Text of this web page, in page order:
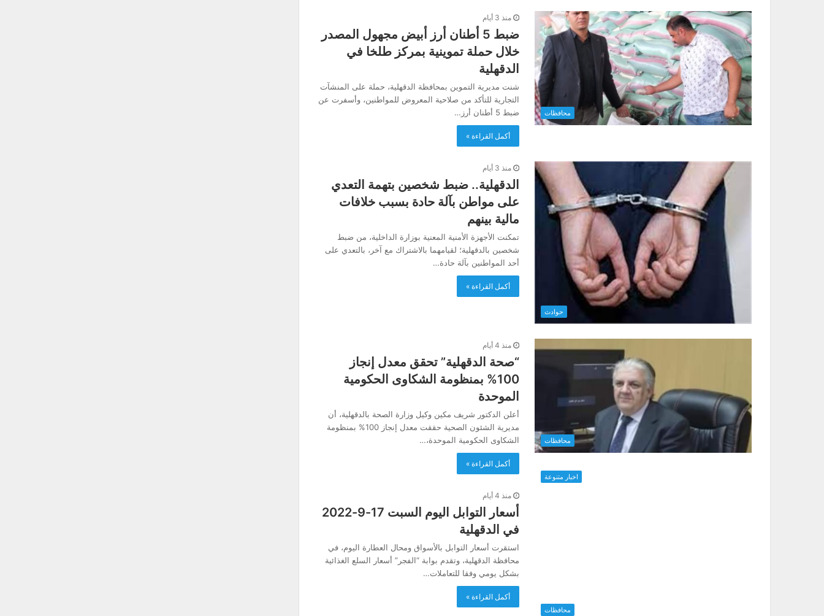
محافظات
منذ 3 أيام
ضبط 5 أطنان أرز أبيض مجهول المصدر
خلال حملة تموينية بمركز طلخا في
الدقهلية
شنت مديرية التموين بمحافظة الدقهلية، حملة على المنشآت
التجارية للتأكد من صلاحية المعروض للمواطنين، وأسفرت عن
ضبط 5 أطنان أرز…
أكمل القراءة »
حوادث
منذ 3 أيام
الدقهلية.. ضبط شخصين بتهمة التعدي
على مواطن بآلة حادة بسبب خلافات
مالية بينهم
تمكنت الأجهزة الأمنية المعنية بوزارة الداخلية، من ضبط
شخصين بالدقهلية؛ لقيامهما بالاشتراك مع آخر، بالتعدي على
أحد المواطنين بآلة حادة…
أكمل القراءة »
محافظات
منذ 4 أيام
“صحة الدقهلية” تحقق معدل إنجاز
100% بمنظومة الشكاوى الحكومية
الموحدة
أعلن الدكتور شريف مكين وكيل وزارة الصحة بالدقهلية، أن
مديرية الشئون الصحية حققت معدل إنجاز 100% بمنظومة
الشكاوى الحكومية الموحدة،…
أكمل القراءة »
اخبار متنوعة
منذ 4 أيام
أسعار التوابل اليوم السبت 17-9-2022
في الدقهلية
استقرت أسعار التوابل بالأسواق ومحال العطارة اليوم، في
محافظة الدقهلية، وتقدم بوابة “الفجر” أسعار السلع الغذائية
بشكل يومي وفقا للتعاملات…
أكمل القراءة »
محافظات